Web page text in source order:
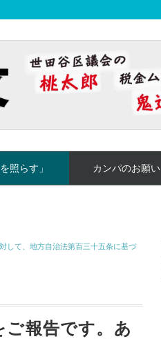
照らす」 カンパのお願い
して、地方自治法第百三十五条に基づ
ご報告です。あ